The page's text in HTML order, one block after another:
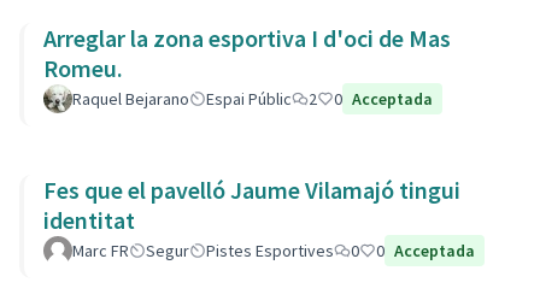
Arreglar la zona esportiva I d'oci de Mas
Romeu.
Raquel Bejarano Espai Públic 2 0 Acceptada
Fes que el pavelló Jaume Vilamajó tingui
identitat
Marc FR Segur Pistes Esportives 0 0 Acceptada